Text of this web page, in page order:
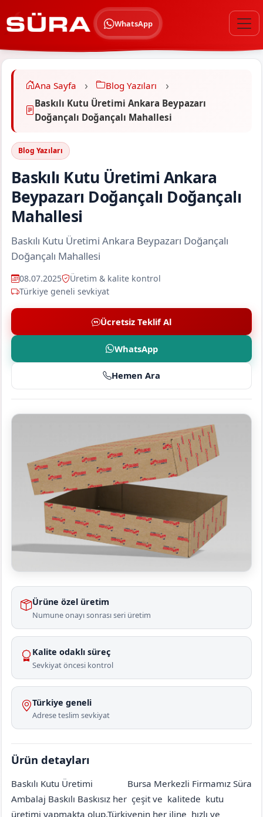
WhatsApp
Ana Sayfa
Blog Yazıları
Baskılı Kutu Üretimi Ankara Beypazarı
Doğançalı Doğançalı Mahallesi
Blog Yazıları
Baskılı Kutu Üretimi Ankara
Beypazarı Doğançalı Doğançalı
Mahallesi
Baskılı Kutu Üretimi Ankara Beypazarı Doğançalı
Doğançalı Mahallesi
08.07.2025
Üretim & kalite kontrol
Türkiye geneli sevkiyat
Ücretsiz Teklif Al
WhatsApp
Hemen Ara
Ürüne özel üretim
Numune onayı sonrası seri üretim
Kalite odaklı süreç
Sevkiyat öncesi kontrol
Türkiye geneli
Adrese teslim sevkiyat
Ürün detayları
Baskılı Kutu Üretimi
Bursa Merkezli Firmamız Süra
Ambalaj Baskılı Baskısız her çeşit ve kalitede kutu
üretimi yapmakta olup,Türkiyenin her iline hızlı ve